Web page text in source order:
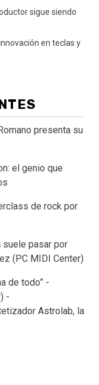
sigue siendo
en teclas y
presenta su
el genio que
de rock por
suele pasar por
(PC MIDI Center)
de todo” -
-
Astrolab, la